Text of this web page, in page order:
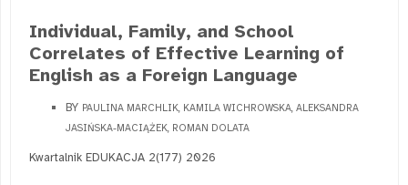
Individual, Family, and School
Correlates of Effective Learning of
English as a Foreign Language
BY PAULINA MARCHLIK, KAMILA WICHROWSKA, ALEKSANDRA
JASIŃSKA-MACIĄŻEK, ROMAN DOLATA
Kwartalnik EDUKACJA 2(177) 2026